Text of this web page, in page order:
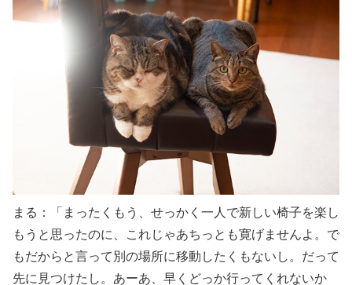
まる：「まったくもう、せっかく一人で新しい椅子を楽し
もうと思ったのに、これじゃあちっとも寛げませんよ。で
もだからと言って別の場所に移動したくもないし。だって
先に見つけたし。あーあ、早くどっか行ってくれないか